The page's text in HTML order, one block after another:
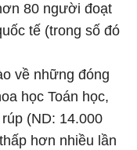
80 người đoạt
tế (trong số đó
về những đóng
học Toán học,
(ND: 14.000
hơn nhiều lần